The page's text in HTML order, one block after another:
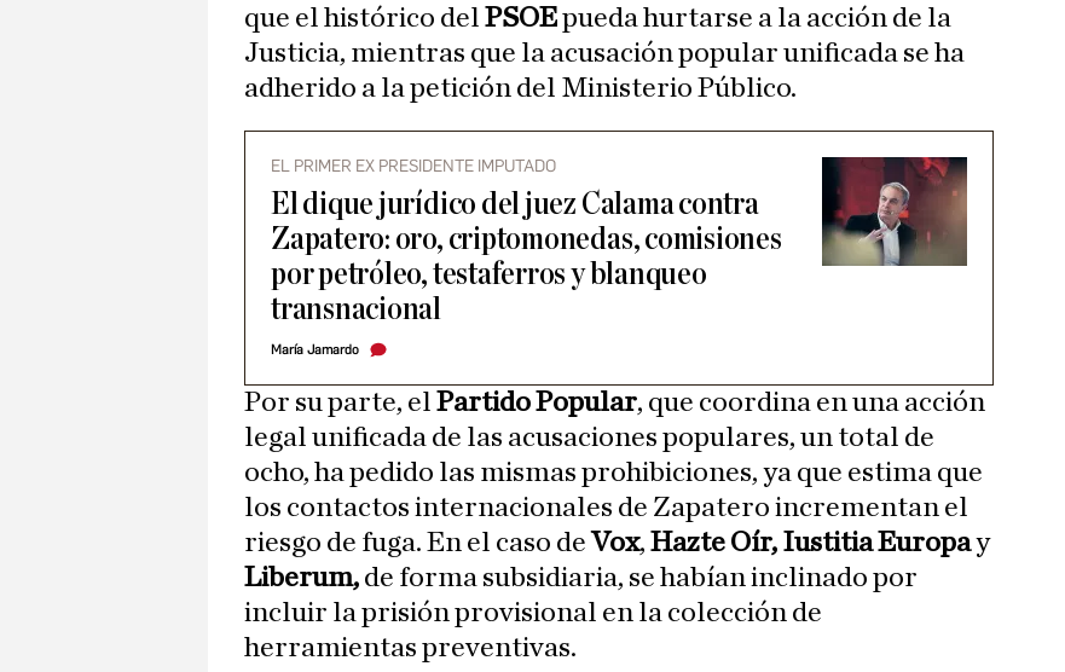
que el histórico del PSOEpueda hurtarse a la acción de la
Justicia, mientras que la acusación popular unificada se ha
adherido a la petición del Ministerio Público.
EL PRIMER EX PRESIDENTE IMPUTADO
El dique jurídico del juez Calama contra
Zapatero: oro, criptomonedas, comisiones
por petróleo, testaferros y blanqueo
transnacional
María Jamardo
Por su parte, el Partido Popular, que coordina en una acción
legal unificada de las acusaciones populares, un total de
ocho, ha pedido las mismas prohibiciones, ya que estima que
los contactos internacionales de Zapatero incrementan el
riesgo de fuga. En el caso deVox, Hazte Oír, Iustitia Europay
Liberum, de forma subsidiaria, se habían inclinado por
incluir la prisión provisional en la colección de
herramientas preventivas.